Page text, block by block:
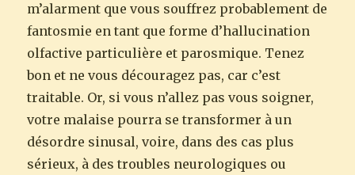
m’alarment que vous souffrez probablement de
fantosmie en tant que forme d’hallucination
olfactive particulière et parosmique. Tenez
bon et ne vous découragez pas, car c’est
traitable. Or, si vous n’allez pas vous soigner,
votre malaise pourra se transformer à un
désordre sinusal, voire, dans des cas plus
sérieux, à des troubles neurologiques ou